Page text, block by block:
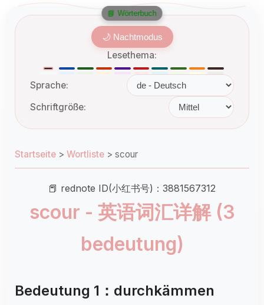
🌙 Nachtmodus
Lesethema:
Sprache:
Schriftgröße:
Startseite > Wortliste > scour
📕 rednote ID(小红书号)：3881567312
scour - 英语词汇详解 (3
bedeutung)
Bedeutung 1：durchkämmen
📘 Wörterbuch